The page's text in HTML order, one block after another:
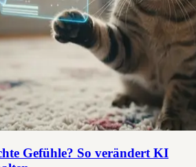
Gefühle? So verändert KI